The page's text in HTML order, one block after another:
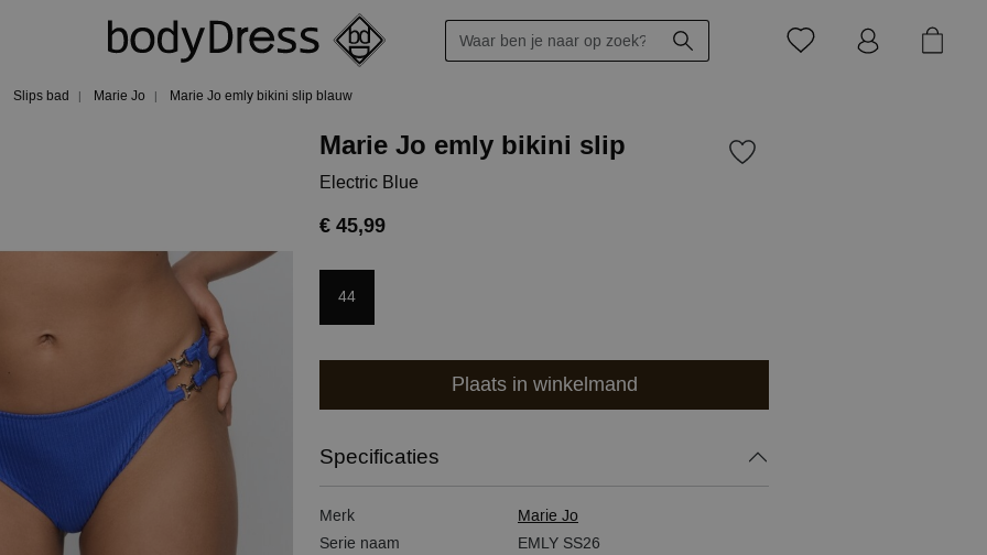
Slips bad Marie Jo Marie Jo emly bikini slip blauw
Marie Jo emly bikini slip
Electric Blue
€ 45,99
44
Plaats in winkelmand
Specificaties
Merk
Marie Jo
Serie naam
EMLY SS26